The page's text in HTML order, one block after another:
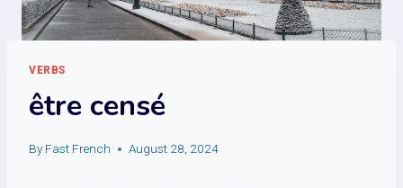
VERBS
être censé
By Fast French August 28, 2024